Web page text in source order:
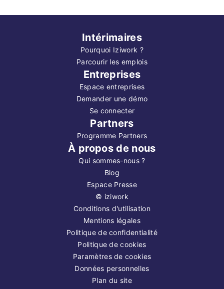
Intérimaires
Pourquoi Iziwork ?
Parcourir les emplois
Entreprises
Espace entreprises
Demander une démo
Se connecter
Partners
Programme Partners
À propos de nous
Qui sommes-nous ?
Blog
Espace Presse
© iziwork
Conditions d'utilisation
Mentions légales
Politique de confidentialité
Politique de cookies
Paramètres de cookies
Données personnelles
Plan du site